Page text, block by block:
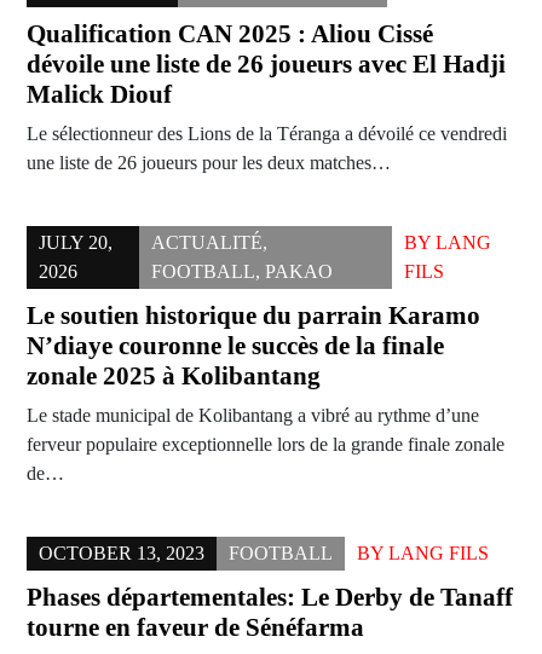
Qualification CAN 2025 : Aliou Cissé
dévoile une liste de 26 joueurs avec El Hadji
Malick Diouf
Le sélectionneur des Lions de la Téranga a dévoilé ce vendredi
une liste de 26 joueurs pour les deux matches…
JULY 20,
2026
ACTUALITÉ,
FOOTBALL,PAKAO
BY LANG
FILS
Le soutien historique du parrain Karamo
N’diaye couronne le succès de la finale
zonale 2025 à Kolibantang
Le stade municipal de Kolibantang a vibré au rythme d’une
ferveur populaire exceptionnelle lors de la grande finale zonale
de…
OCTOBER 13, 2023 FOOTBALL BY LANG FILS
Phases départementales: Le Derby de Tanaff
tourne en faveur de Sénéfarma